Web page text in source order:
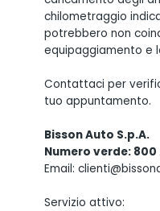
chilometraggio
potrebbero non
equipaggiamento e
Contattaci per
tuo appuntamento.
Bisson Auto S.p.A.
Numero verde: 800
Email:
Servizio attivo: